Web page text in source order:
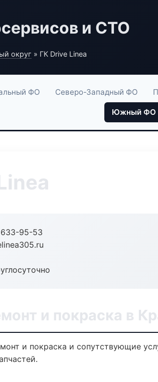
и СТО
округ » ГК Drive Linea
ФО Северо-Западный ФО
Южный ФО
95-53
и покраска в
и покраска и сопутствующие